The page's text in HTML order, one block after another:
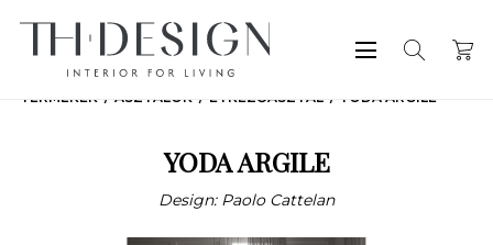
TERMÉKEK ASZTALOK ÉTKEZŐASZTAL YODA ARGILE
YODA ARGILE
Design: Paolo Cattelan